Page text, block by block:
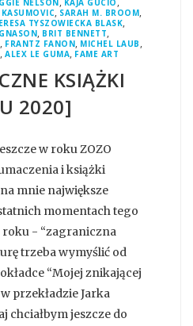
NELSON KAJA GUCIO
, SARAH M. BROOM,
TYSZOWIECKA BLASK,
, BRIT BENNETT,
, FRANTZ FANON, MICHEL LAUB ,
, ALEX LE GUMA, FAME ART
KSIĄŻKI
2020]
w roku ZOZO
i książki
mnie największe
momentach tego
roku - “zagraniczna
trzeba wymyślić od
“Mojej znikającej
przekładzie Jarka
chciałbym jeszcze do